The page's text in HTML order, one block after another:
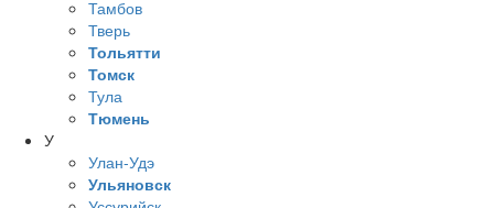
Тамбов
Тверь
Тольятти
Томск
Тула
Тюмень
У
Улан-Удэ
Ульяновск